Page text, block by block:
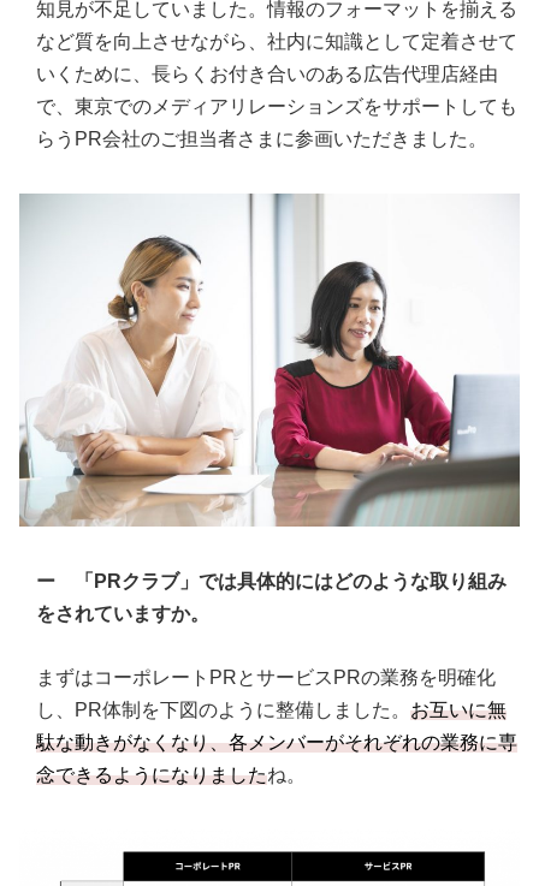
知見が不足していました。情報のフォーマットを揃える
など質を向上させながら、社内に知識として定着させて
いくために、長らくお付き合いのある広告代理店経由
で、東京でのメディアリレーションズをサポートしても
らうPR会社のご担当者さまに参画いただきました。
ー 「PRクラブ」では具体的にはどのような取り組み
をされていますか。
まずはコーポレートPRとサービスPRの業務を明確化
し、PR体制を下図のように整備しました。 お互いに無
駄な動きがなくなり、各メンバーがそれぞれの業務に専
念できるようになりましたね。